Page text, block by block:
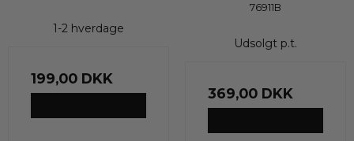
1-2 hverdage
199,00 DKK
76911B
Udsolgt p.t.
369,00 DKK